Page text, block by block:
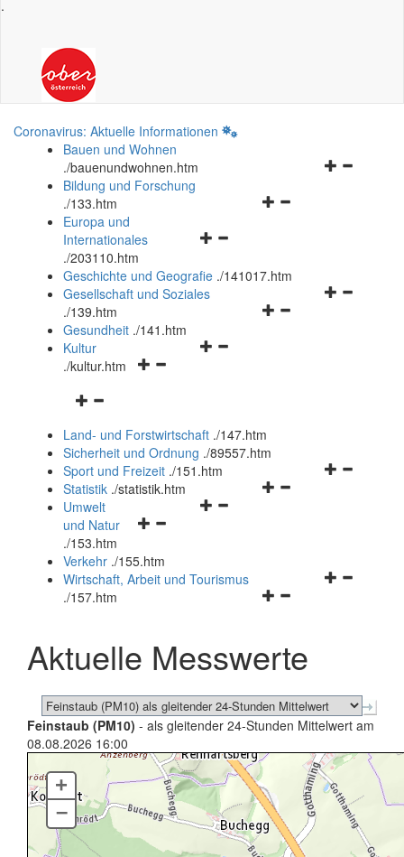
.
Coronavirus: Aktuelle Informationen
Bauen und Wohnen
./bauenundwohnen.htm
Navigationsmenü
Bildung und Forschung
./133.htm
Navigationsmenü
und
schließen
Europa und
Internationales
./203110.htm
Geschichte und Geografie ./141017.htm
Navigationsmenü
Gesellschaft und Soziales
./139.htm
Navigationsmenü
Gesundheit ./141.htm
Navigationsmenü
Kultur
./kultur.htm
Navigationsmenü
und
schließen
Land- und Forstwirtschaft ./147.htm
Sicherheit und Ordnung ./89557.htm
Navigationsmenü
Sport und Freizeit ./151.htm
Navigationsmenü
Statistik ./statistik.htm
Navigationsmenü
und
schließen
Umwelt
und Natur
./153.htm
Verkehr ./155.htm
Navigationsmenü
schließen
Wirtschaft, Arbeit und Tourismus
./157.htm
Aktuelle Messwerte
Feinstaub (PM10) - als gleitender 24-Stunden Mittelwert am
08.08.2026 16:00
+
–